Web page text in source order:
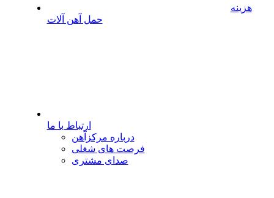
هزینه
حمل آهن آلات
ارتباط با ما
درباره مرکزآهن
فرصت های شغلی
صدای مشتری